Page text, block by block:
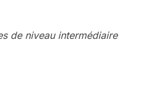
de niveau intermédiaire